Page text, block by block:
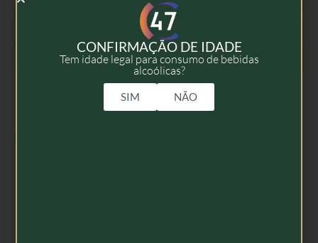
2022
75cl
CONFIRMAÇÃO DE IDADE
Tem idade legal para consumo de bebidas
alcoólicas?
SIM NÃO